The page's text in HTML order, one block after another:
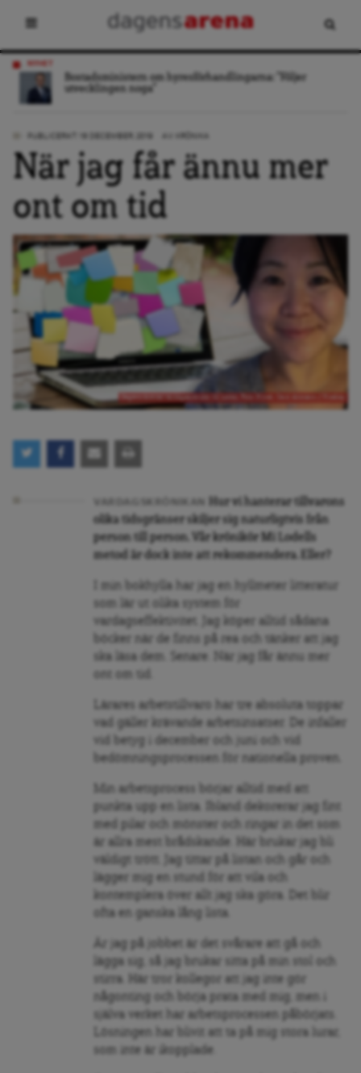
Bostadsministern om hyresförhandlingarna: ”Följer
utvecklingen noga”
När jag får ännu mer
ont om tid
Hur vi hanterar tillvarons
olika tidsgränser skiljer sig naturligtvis från
person till person. Vår krönikör Mi Lodells
metod är dock inte att rekommendera. Eller?
I min bokhylla har jag en hyllmeter litteratur
som lär ut olika system för
vardagseffektivitet. Jag köper alltid sådana
böcker när de finns på rea och tänker att jag
ska läsa dem. Senare. När jag får ännu mer
Lärares arbetstillvaro har tre absoluta toppar
vad gäller krävande arbetsinsatser. De infaller
vid betyg i december och juni och vid
bedömningsprocessen för nationella proven.
Min arbetsprocess börjar alltid med att
punkta upp en lista. Ibland dekorerar jag fint
med pilar och mönster och ringar in det som
är allra mest brådskande. Här brukar jag bli
väldigt trött. Jag tittar på listan och går och
lägger mig en stund för att vila och
kontemplera över allt jag ska göra. Det blir
ofta en ganska lång lista.
Är jag på jobbet är det svårare att gå och
lägga sig, så jag brukar sitta på min stol och
stirra. Här tror kollegor att jag inte gör
någonting och börja prata med mig, men i
själva verket har arbetsprocessen påbörjats.
Lösningen har blivit att ta på mig stora lurar,
som inte är ikopplade.